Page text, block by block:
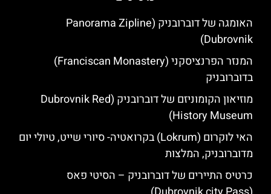
האומגה של דוברובניק (Panorama Zipline
Dubrovnik)
המנזר הפרנציסקני (Franciscan Monastery)
בדוברובניק
מוזיאון הקומוניזם של דוברובניק (Dubrovnik Red
History Museum)
האי לוקרום (Lokrum) בקרואטיה- סיורי שייט, טיולי יום
מדוברובניק, המלצות
כרטיס התיירים של דוברובניק – הסיטי פאס